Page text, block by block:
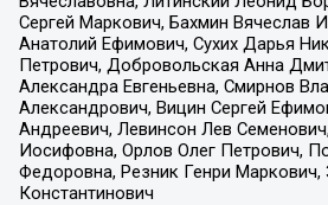
Сергей Маркович, Бахмин Вячеслав
Анатолий Ефимович, Сухих Дарья
Петрович, Добровольская Анна
Александра Евгеньевна, Смирнов
Александрович, Вицин Сергей
Андреевич, Левинсон Лев
Иосифовна, Орлов Олег Петрович,
Федоровна, Резник Генри Маркович,
Константинович